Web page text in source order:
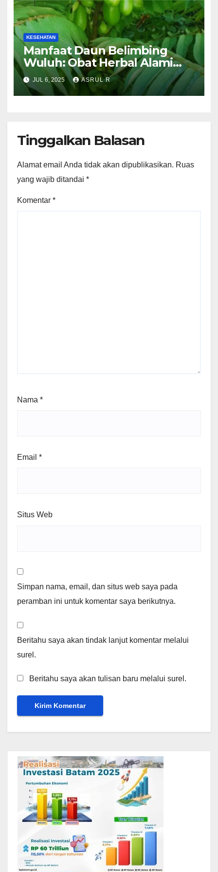
KESEHATAN
Manfaat Daun Belimbing
Wuluh: Obat Herbal Alami
yang Mulai Dilirik Masyarakat
Luar Negri
JUL 6, 2025 ASRUL R
Tinggalkan Balasan
Alamat email Anda tidak akan dipublikasikan. Ruas
yang wajib ditandai *
Komentar *
Nama *
Email *
Situs Web
Simpan nama, email, dan situs web saya pada
peramban ini untuk komentar saya berikutnya.
Beritahu saya akan tindak lanjut komentar melalui
surel.
Beritahu saya akan tulisan baru melalui surel.